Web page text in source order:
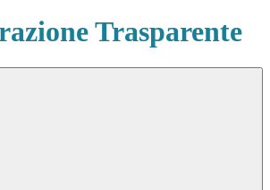
Trasparente